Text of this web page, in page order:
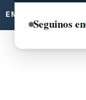
EMPRENDE VERDE
Seguinos en